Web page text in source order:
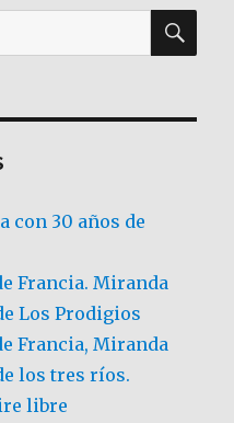
con 30 años de
Francia. Miranda
Los Prodigios
Francia, Miranda
los tres ríos.
libre